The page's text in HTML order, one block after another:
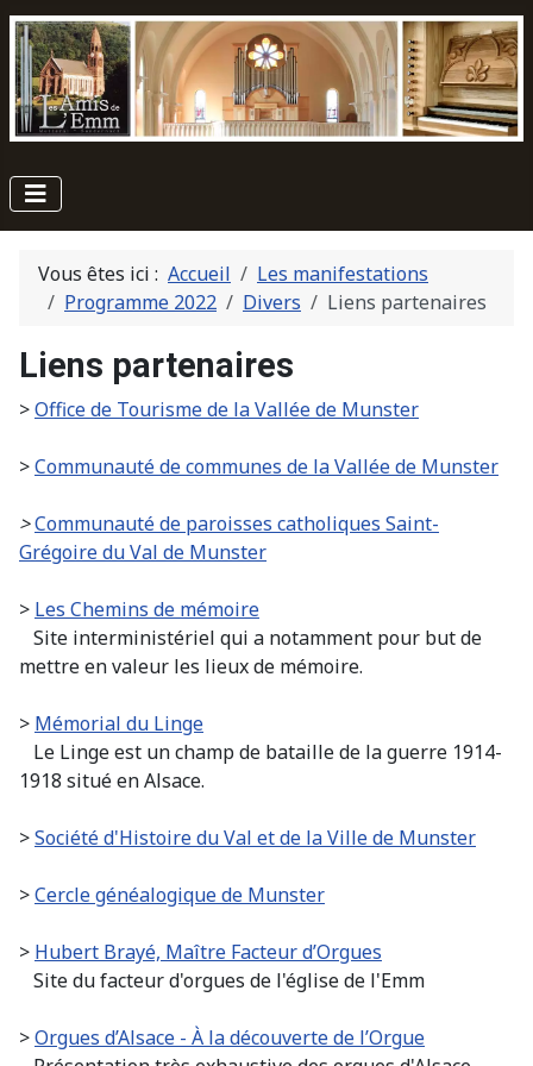
Vous êtes ici : Accueil
Les manifestations
Programme 2022
Divers Liens partenaires
Liens partenaires
>Office de Tourisme de la Vallée de Munster
>Communauté de communes de la Vallée de Munster
>Communauté de paroisses catholiques Saint-
Grégoire du Val de Munster
> Les Chemins de mémoire
Site interministériel qui a notamment pour but de
mettre en valeur les lieux de mémoire.
> Mémorial du Linge
Le Linge est un champ de bataille de la guerre 1914-
1918 situé en Alsace.
>Société d'Histoire du Val et de la Ville de Munster
>Cercle généalogique de Munster
> Hubert Brayé, Maître Facteur d’Orgues
Site du facteur d'orgues de l'église de l'Emm
>Orgues d’Alsace - À la découverte de l’Orgue